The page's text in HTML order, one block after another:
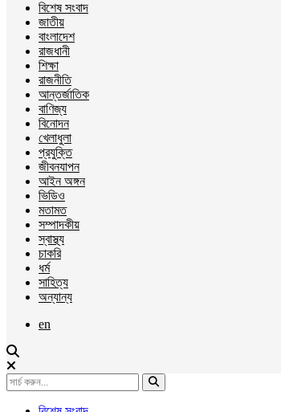
বিশেষ সংবাদ
জাতীয়
বাংলাদেশ
রাজধানী
শিক্ষা
রাজনীতি
আন্তর্জাতিক
বাণিজ্য
বিনোদন
খেলাধুলা
প্রযুক্তি
জীবনযাপন
আইন অঙ্গন
ভিডিও
মতামত
সম্পাদকীয়
স্বাস্থ্য
চাকরি
ধর্ম
সাহিত্য
অন্যান্য
en